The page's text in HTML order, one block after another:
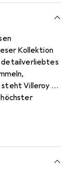
Kollektion
detailverliebtes
steht Villeroy &
erhält
besten per
festlich schön